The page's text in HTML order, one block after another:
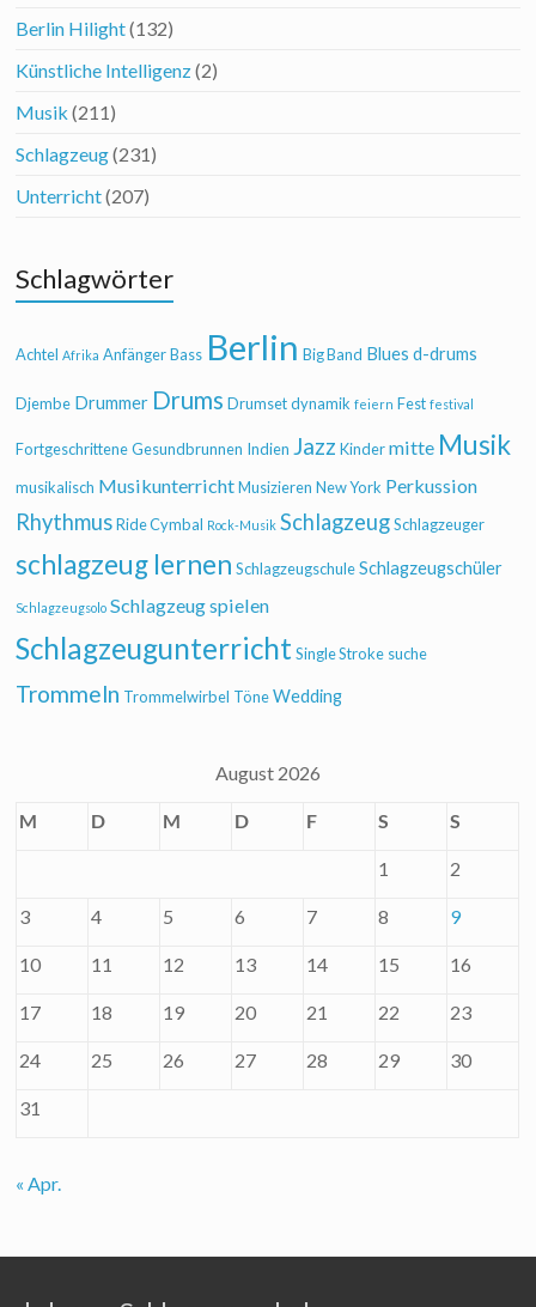
Berlin Hilight(132)
Künstliche Intelligenz(2)
Musik (211)
Schlagzeug(231)
Unterricht(207)
Schlagwörter
Achtel Afrika Anfänger Bass Berlin Big Band Blues d-drums
Djembe Drummer Drums Drumset dynamik feiern Fest festival
Fortgeschrittene Gesundbrunnen Indien Jazz Kinder mitte Musik
musikalisch Musikunterricht Musizieren New York Perkussion
Rhythmus Ride Cymbal Rock-Musik Schlagzeug Schlagzeuger
schlagzeug lernen Schlagzeugschule Schlagzeugschüler
Schlagzeugsolo Schlagzeug spielen
Schlagzeugunterricht Single Stroke suche
Trommeln Trommelwirbel Töne Wedding
August 2026
M D M D F S S
1 2
3 4 5 6 7 8 9
10 11 12 13 14 15 16
17 18 19 20 21 22 23
24 25 26 27 28 29 30
31
« Apr.